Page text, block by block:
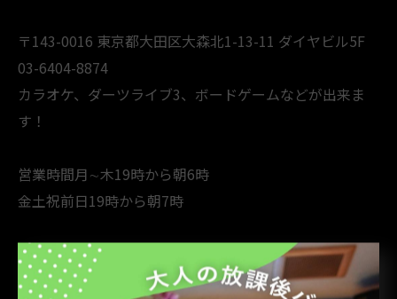
〒143-0016 東京都大田区大森北1-13-11 ダイヤビル5F
03-6404-8874
カラオケ、ダーツライブ3、ボードゲームなどが出来ま
す！
営業時間月∼木19時から朝6時
金土祝前日19時から朝7時
支払い方法現金クレジットカード QR決済(PayPay、d払
い、楽天Pay、au PAY、Alipay+ WeChat Pay、銀聯QR)